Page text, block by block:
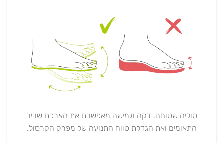
סוליה שטוחה, דקה וגמישה מאפשרת את הארכת שריר
התאומים ואת הגדלת טווח התנועה של מפרק הקרסול.